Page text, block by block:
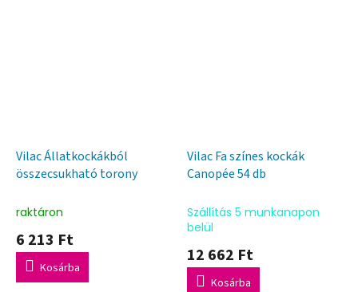
Vilac Állatkockákból
összecsukható torony
raktáron
6 213 Ft
Kosárba
Vilac Fa színes kockák
Canopée 54 db
Szállítás 5 munkanapon
belül
12 662 Ft
Kosárba